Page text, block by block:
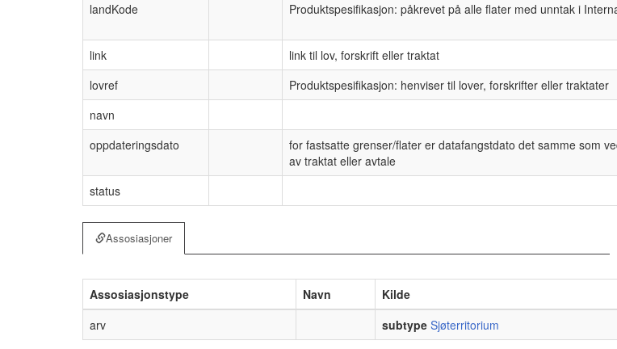
landKode
Produktspesifikasjon: påkrevet på alle flater med unntak i
link link til lov, forskrift eller traktat
lovref
Produktspesifikasjon: henviser til lover, forskrifter eller traktater
navn
oppdateringsdato
for fastsatte grenser/flater er datafangstdato det samme som
av traktat eller avtale
status
Assosiasjoner
Assosiasjonstype Navn Kilde
arv
subtype Sjøterritorium